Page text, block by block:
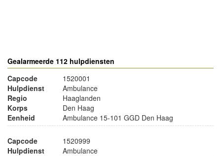
Gealarmeerde 112 hulpdiensten
Capcode
1520001
Hulpdienst
Ambulance
Regio
Haaglanden
Korps
Den Haag
Eenheid
Ambulance 15-101 GGD Den Haag
Capcode
1520999
Hulpdienst
Ambulance